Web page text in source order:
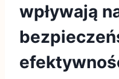
wpływają